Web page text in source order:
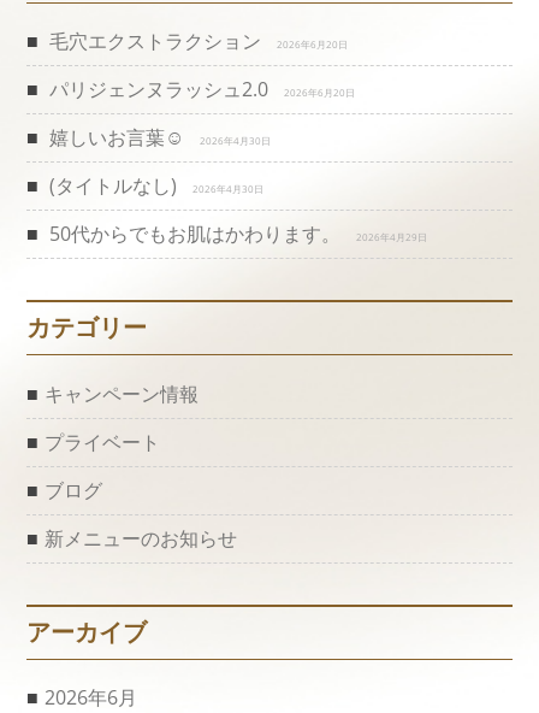
ビ
ゲ
ー
シ
ン
毛穴エクストラクション 2026年6月20日
パリジェンヌラッシュ2.0 2026年6月20日
嬉しいお言葉☺️ 2026年4月30日
(タイトルなし) 2026年4月30日
50代からでもお肌はかわります。 2026年4月29日
カテゴリー
キャンペーン情報
プライベート
ブログ
新メニューのお知らせ
アーカイブ
2026年6月